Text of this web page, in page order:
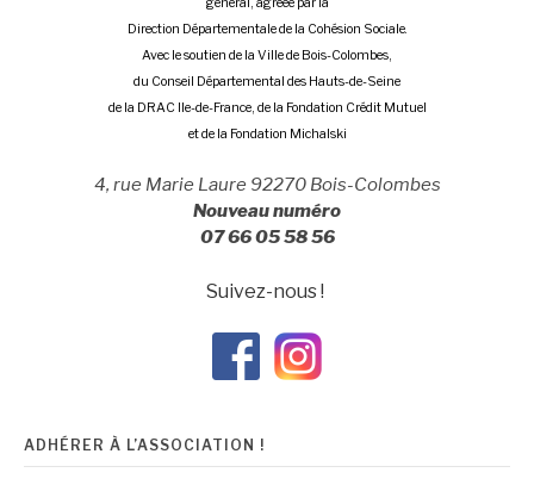
Direction Départementale de la Cohésion Sociale.
Avec le soutien de la Ville de Bois-Colombes,
du Conseil Départemental des Hauts-de-Seine
de la DRAC Ile-de-France, de la Fondation Crédit Mutuel
et de la Fondation Michalski
4, rue Marie Laure 92270 Bois-Colombes
Nouveau numéro
07 66 05 58 56
Suivez-nous !
ADHÉRER À L’ASSOCIATION !